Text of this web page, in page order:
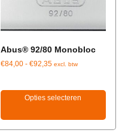
Abus® 92/80 Monobloc
€84,00 - €92,35 excl. btw
Opties selecteren